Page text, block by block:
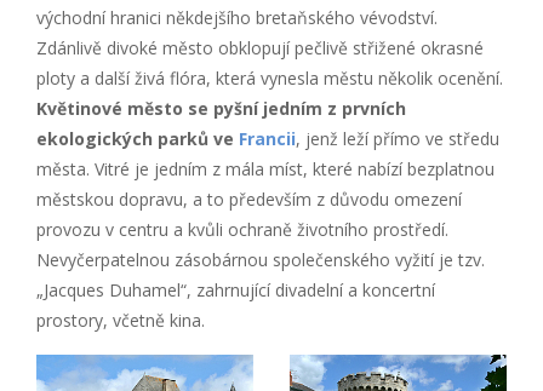
východní hranici někdejšího bretaňského vévodství.
Zdánlivě divoké město obklopují pečlivě střižené okrasné
ploty a další živá flóra, která vynesla městu několik ocenění.
Květinové město se pyšní jedním z prvních
ekologických parků ve Francii, jenž leží přímo ve středu
města. Vitré je jedním z mála míst, které nabízí bezplatnou
městskou dopravu, a to především z důvodu omezení
provozu v centru a kvůli ochraně životního prostředí.
Nevyčerpatelnou zásobárnou společenského vyžití je tzv.
„Jacques Duhamel“, zahrnující divadelní a koncertní
prostory, včetně kina.